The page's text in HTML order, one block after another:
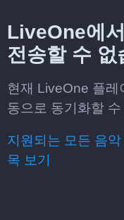
LiveOne에
전송할 수 없
현재 LiveOne 플
동으로 동기화할
지원되는 모든 음
목 보기